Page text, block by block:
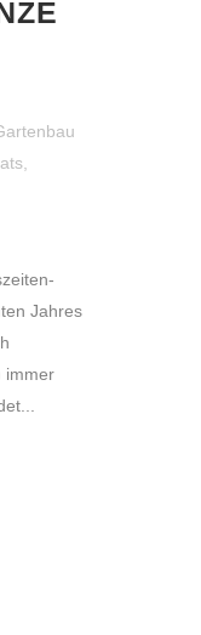
Jahres
immer